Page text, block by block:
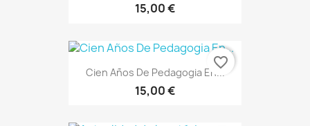
15,00 €
Cien Años De Pedagogia En...
15,00 €
favorite_border